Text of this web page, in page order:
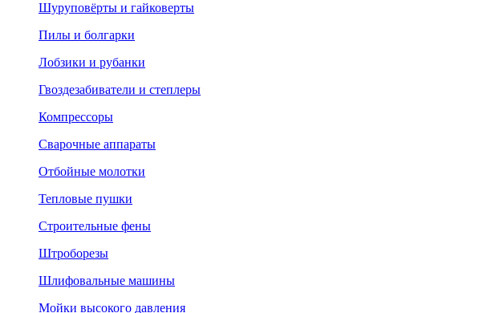
Шуруповёрты и гайковерты
Пилы и болгарки
Лобзики и рубанки
Гвоздезабиватели и степлеры
Компрессоры
Сварочные аппараты
Отбойные молотки
Тепловые пушки
Строительные фены
Штроборезы
Шлифовальные машины
Мойки высокого давления